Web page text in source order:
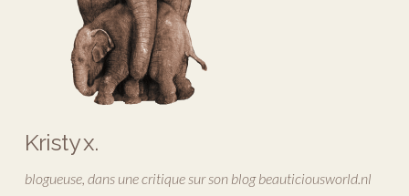
Kristy x.
blogueuse, dans une critique sur son blog beauticiousworld.nl